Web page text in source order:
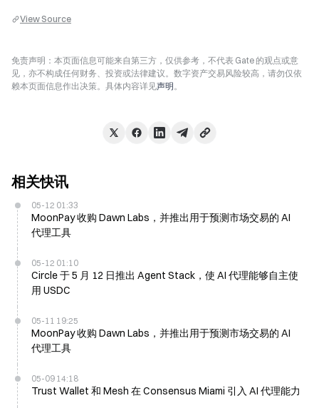
View Source
免责声明：本页面信息可能来自第三方，仅供参考，不代表 Gate 的观点或意
见，亦不构成任何财务、投资或法律建议。数字资产交易风险较高，请勿仅依
赖本页面信息作出决策。具体内容详见声明。
相关快讯
05-12 01:33
MoonPay 收购 Dawn Labs，并推出用于预测市场交易的 AI
代理工具
05-12 01:10
Circle 于 5 月 12 日推出 Agent Stack，使 AI 代理能够自主使
用 USDC
05-11 19:25
MoonPay 收购 Dawn Labs，并推出用于预测市场交易的 AI
代理工具
05-09 14:18
Trust Wallet 和 Mesh 在 Consensus Miami 引入 AI 代理能力